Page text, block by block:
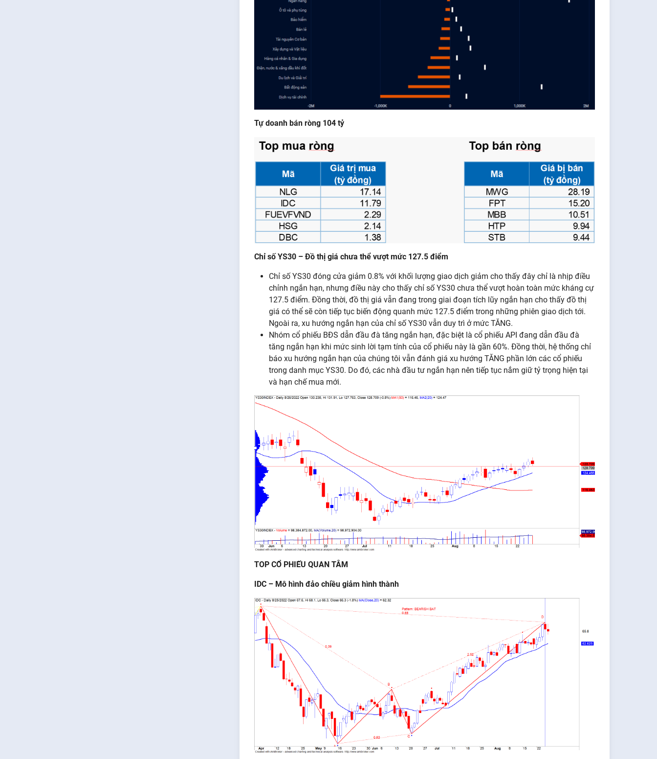
Tự doanh bán ròng 104tỷ
Chỉ số YS30 – Đồthị giá chưa thểvượt mức 127.5điểm
Chỉ số YS30 đóng cửa giảm 0.8% với khối lượng giao dịch giảm cho thấy đây chỉ là nhịp điều
chỉnh ngắn hạn, nhưng điều này cho thấy chỉ số YS30 chưa thể vượt hoàn toàn mức kháng cự
127.5 điểm. Đồng thời, đồ thị giá vẫn đang trong giai đoạn tích lũy ngắn hạn cho thấy đồ thị
giá có thể sẽ còn tiếp tục biến động quanh mức 127.5 điểm trong những phiên giao dịch tới.
Ngoài ra, xu hướng ngắn hạn của chỉ số YS30 vẫn duy trì ở mức TĂNG.
Nhóm cổ phiếu BĐS dẫn đầu đà tăng ngắn hạn, đặc biệt là cổ phiếu API đang dẫn đầu đà
tăng ngắn hạn khi mức sinh lời tạm tính của cổ phiếu này là gần 60%. Đồng thời, hệ thống chỉ
báo xu hướng ngắn hạn của chúng tôi vẫn đánh giá xu hướng TĂNG phần lớn các cổ phiếu
trong danh mục YS30. Do đó, các nhà đầu tư ngắn hạn nên tiếp tục nắm giữ tỷ trọng hiện tại
và hạn chế mua mới.
TOP CỔ PHIẾU QUAN TÂM
IDC – Mô hìnhđảo chiềugiảm hình thành